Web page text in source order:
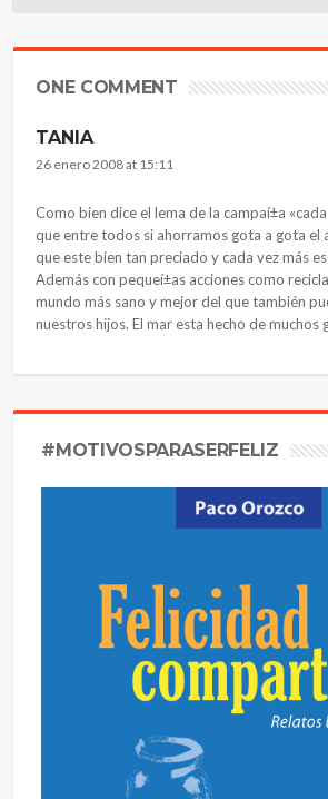
ONE COMMENT
TANIA
26 enero 2008 at 15:11
Como bien dice el lema de la campaí±a
que entre todos si ahorramos gota a gota el
que este bien tan preciado y cada vez más
Además con pequeí±as acciones como
mundo más sano y mejor del que también
nuestros hijos. El mar esta hecho de muchos
#MOTIVOSPARASERFELIZ